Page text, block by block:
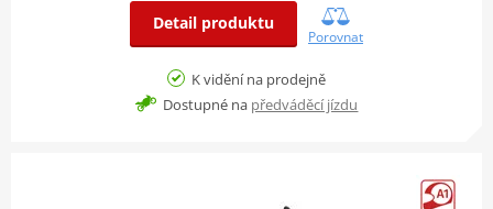
Detail produktu
Porovnat
K vidění na prodejně
Dostupné na předváděcí jízdu